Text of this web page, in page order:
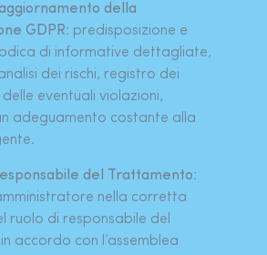
della
GDPR: predisposizione e
di informative dettagliate,
dei rischi, registro dei
eventuali violazioni,
adeguamento costante alla
del Trattamento:
nella corretta
ruolo di responsabile del
accordo con l’assemblea